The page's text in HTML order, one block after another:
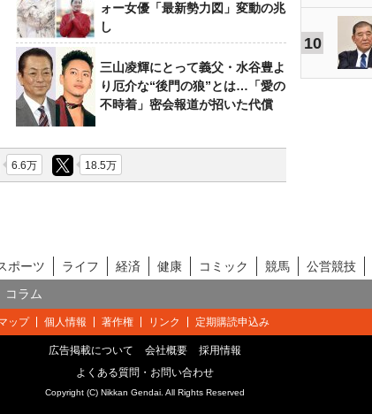
ォー女優「最新勢力図」変動の兆
し
三山凌輝にとって義父・水谷豊よ
り厄介な“後門の狼”とは…「愛の
不時着」密会報道が招いた代償
6.6万 18.5万
10
ポーツ ライフ 経済 健康 コミック 競馬 公営競技
コラム
ップ 個人情報 著作権 リンク 定期購読申込み
広告掲載について 会社概要
採用情報
よくある質問・お問い合わせ
Copyright (C) Nikkan Gendai. All Rights Reserved